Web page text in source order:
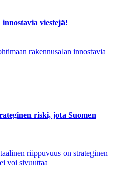
viestejä!
rakennusalan innostavia
riski, jota Suomen
riippuvuus on strateginen
voi sivuuttaa